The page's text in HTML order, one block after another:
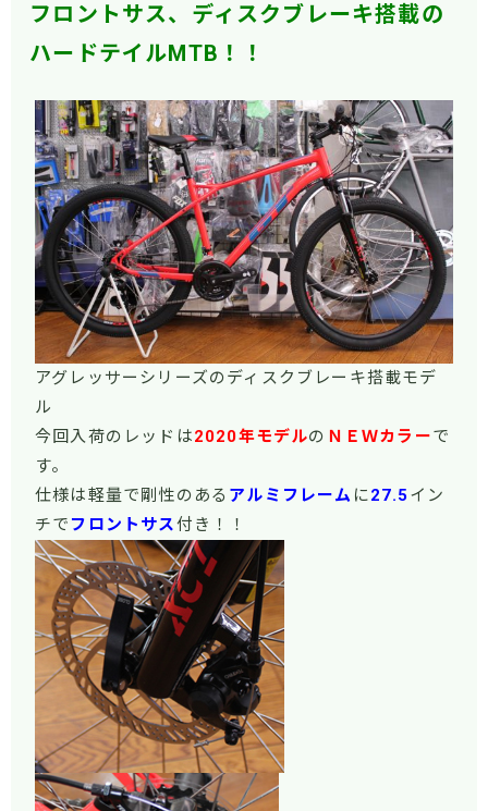
フロントサス、ディスクブレーキ搭載の
ハードテイルMTB！！
アグレッサーシリーズのディスクブレーキ搭載モデ
ル
今回入荷のレッドは2020年モデルの ＮＥＷカラーで
す。
仕様は軽量で剛性のある アルミフレーム に27.5 イン
チで フロントサス付き！！